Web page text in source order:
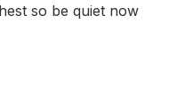
so be quiet now